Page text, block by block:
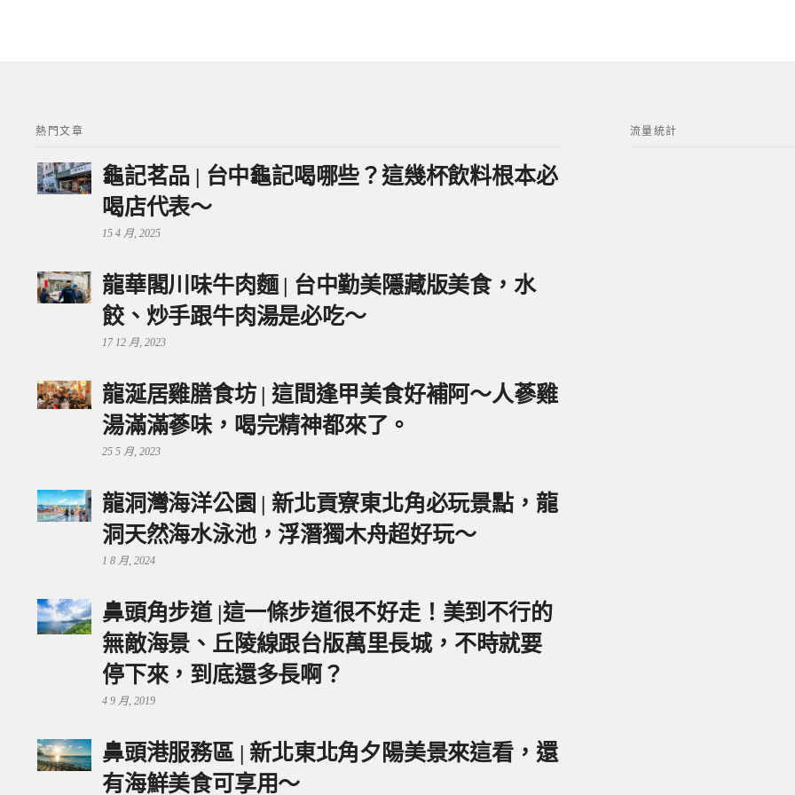
熱門文章
龜記茗品 | 台中龜記喝哪些？這幾杯飲料根本必
喝店代表～
15 4 月, 2025
龍華閣川味牛肉麵 | 台中勤美隱藏版美食，水
餃、炒手跟牛肉湯是必吃～
17 12 月, 2023
龍涎居雞膳食坊 | 這間逢甲美食好補阿～人蔘雞
湯滿滿蔘味，喝完精神都來了。
25 5 月, 2023
龍洞灣海洋公園 | 新北貢寮東北角必玩景點，龍
洞天然海水泳池，浮潛獨木舟超好玩～
1 8 月, 2024
鼻頭角步道 |這一條步道很不好走！美到不行的
無敵海景、丘陵線跟台版萬里長城，不時就要
停下來，到底還多長啊？
4 9 月, 2019
鼻頭港服務區 | 新北東北角夕陽美景來這看，還
有海鮮美食可享用～
流量統計